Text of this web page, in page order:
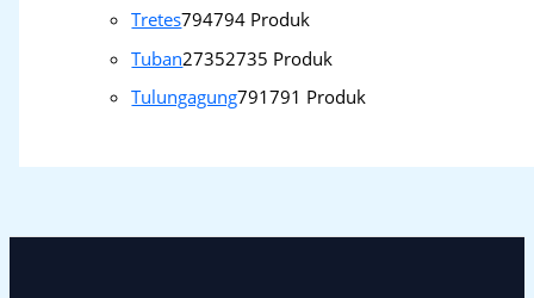
Tretes794794 Produk
Tuban27352735 Produk
Tulungagung791791 Produk